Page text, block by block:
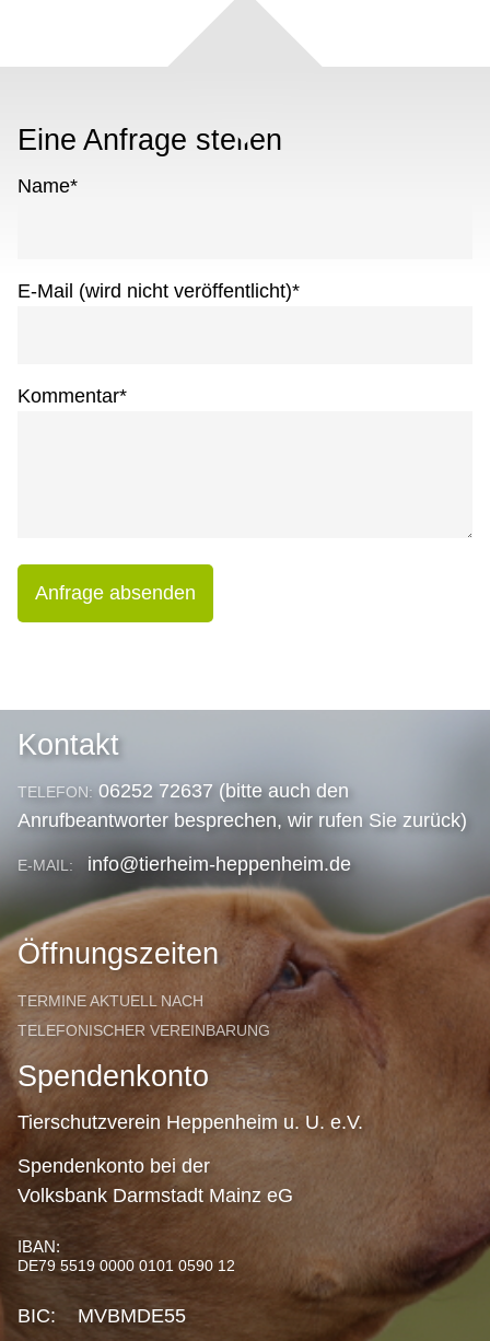
Eine Anfrage stellen
Name*
E-Mail (wird nicht veröffentlicht)*
Kommentar*
Anfrage absenden
Kontakt
TELEFON: 06252 72637 (bitte auch den
Anrufbeantworter besprechen, wir rufen Sie zurück)
E-MAIL: info@tierheim-heppenheim.de
Öffnungszeiten
TERMINE AKTUELL NACH
TELEFONISCHER VEREINBARUNG
Spendenkonto
Tierschutzverein Heppenheim u. U. e.V.
Spendenkonto bei der
Volksbank Darmstadt Mainz eG
IBAN:
DE79 5519 0000 0101 0590 12
BIC: MVBMDE55